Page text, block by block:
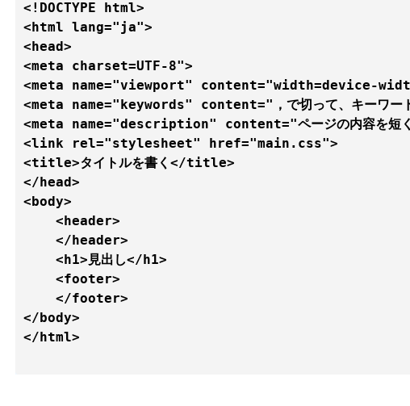
<!DOCTYPE html>
<html lang="ja">
<head>
<meta charset=UTF-8">
<meta name="viewport" content="width=device-
<meta name="keywords" content="，で切って、キーワー
<meta name="description" content="ページの内容を短
<link rel="stylesheet" href="main.css">
<title>タイトルを書く</title>
</head>
<body>
    <header>
    </header>
    <h1>見出し</h1>
    <footer>
    </footer>
</body>
</html>